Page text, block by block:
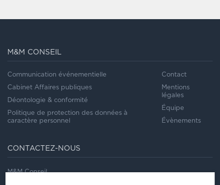
M&M CONSEIL
Communication événementielle
Cabinet Affaires publiques
Déontologie & conformité
Politique de protection des données à
caractère personnel
Contact
Mentions
légales
Équipe
Évènements
CONTACTEZ-NOUS
M&M Conseil